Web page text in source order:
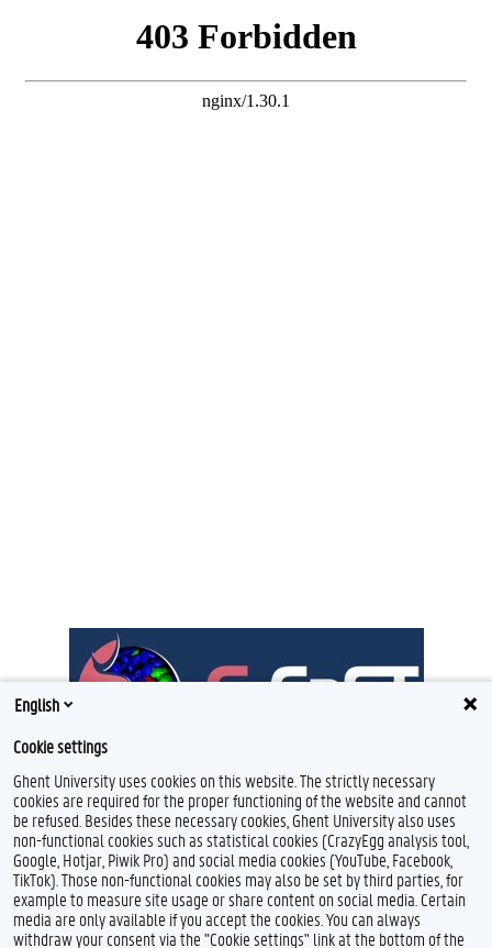
Feedback
Privacy
English
Cookie settings
Ghent University uses cookies on this website. The strictly necessary
cookies are required for the proper functioning of the website and cannot
be refused. Besides these necessary cookies, Ghent University also uses
non-functional cookies such as statistical cookies (CrazyEgg analysis tool,
Google, Hotjar, Piwik Pro) and social media cookies (YouTube, Facebook,
TikTok). Those non-functional cookies may also be set by third parties, for
example to measure site usage or share content on social media. Certain
media are only available if you accept the cookies. You can always
withdraw your consent via the "Cookie settings" link at the bottom of the